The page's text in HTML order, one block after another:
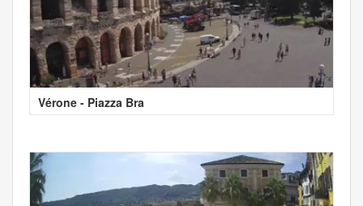
Vérone - Piazza Bra